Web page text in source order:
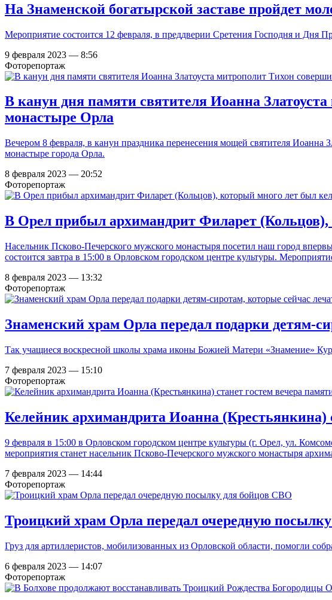
На Знаменской богатырской заставе пройдет
Мероприятие состоится 12 февраля, в преддверии Сретения Господня и Дня
9 февраля 2023 — 8:56
Фоторепортаж
В канун дня памяти святителя Иоанна
монастыре Орла
Вечером 8 февраля, в канун праздника перенесения мощей святителя
монастыре города Орла.
8 февраля 2023 — 20:52
Фоторепортаж
В Орел прибыл архимандрит Филарет
Насельник Псково-Печерского мужского монастыря посетил наш город
состоится завтра в 15:00 в Орловском городском центре культуры.
8 февраля 2023 — 13:32
Фоторепортаж
Знаменский храм Орла передал подарки детям-
Так учащиеся воскресной школы храма иконы Божией Матери «Знамение»
7 февраля 2023 — 15:10
Фоторепортаж
Келейник архимандрита Иоанна (Крестьянкина)
9 февраля в 15:00 в Орловском городском центре культуры (г. Орел, ул.
мероприятия станет насельник Псково-Печерского мужского монастыря
7 февраля 2023 — 14:44
Фоторепортаж
Троицкий храм Орла передал очередную
Груз для артиллеристов, мобилизованных из Орловской области, помогли
6 февраля 2023 — 14:07
Фоторепортаж